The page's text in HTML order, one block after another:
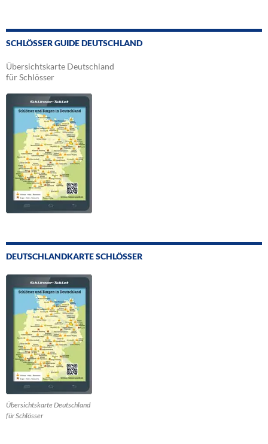
SCHLÖSSER GUIDE DEUTSCHLAND
Übersichtskarte Deutschland
für Schlösser
DEUTSCHLANDKARTE SCHLÖSSER
Übersichtskarte Deutschland
für Schlösser